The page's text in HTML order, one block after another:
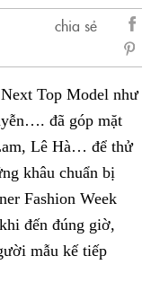
chia sẻ
sẻ
Top Model như
đã góp mặt
Lê Hà… để thử
khâu chuẩn bị
Fashion Week
đến đúng giờ,
mẫu kế tiếp